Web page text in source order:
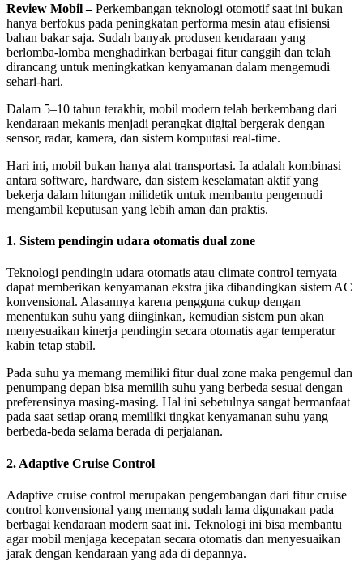
Review Mobil –Perkembangan teknologi otomotif saat ini bukan
hanya berfokus pada peningkatan performa mesin atau efisiensi
bahan bakar saja. Sudah banyak produsen kendaraan yang
berlomba-lomba menghadirkan berbagai fitur canggih dan telah
dirancang untuk meningkatkan kenyamanan dalam mengemudi
sehari-hari.
Dalam 5–10 tahun terakhir, mobil modern telah berkembang dari
kendaraan mekanis menjadi perangkat digital bergerak dengan
sensor, radar, kamera, dan sistem komputasi real-time.
Hari ini, mobil bukan hanya alat transportasi. Ia adalah kombinasi
antara software, hardware, dan sistem keselamatan aktif yang
bekerja dalam hitungan milidetik untuk membantu pengemudi
mengambil keputusan yang lebih aman dan praktis.
1. Sistem pendingin udara otomatis dual zone
Teknologi pendingin udara otomatis atau climate control ternyata
dapat memberikan kenyamanan ekstra jika dibandingkan sistem AC
konvensional. Alasannya karena pengguna cukup dengan
menentukan suhu yang diinginkan, kemudian sistem pun akan
menyesuaikan kinerja pendingin secara otomatis agar temperatur
kabin tetap stabil.
Pada suhu ya memang memiliki fitur dual zone maka pengemul dan
penumpang depan bisa memilih suhu yang berbeda sesuai dengan
preferensinya masing-masing. Hal ini sebetulnya sangat bermanfaat
pada saat setiap orang memiliki tingkat kenyamanan suhu yang
berbeda-beda selama berada di perjalanan.
2. Adaptive Cruise Control
Adaptive cruise control merupakan pengembangan dari fitur cruise
control konvensional yang memang sudah lama digunakan pada
berbagai kendaraan modern saat ini. Teknologi ini bisa membantu
agar mobil menjaga kecepatan secara otomatis dan menyesuaikan
jarak dengan kendaraan yang ada di depannya.